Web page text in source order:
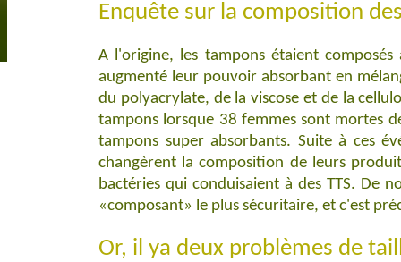
Enquête sur la composition
A l'origine, les tampons étaient
augmenté leur pouvoir absorbant en
du polyacrylate, de la viscose et de la
tampons lorsque 38 femmes sont mortes
tampons super absorbants. Suite à ces
changèrent la composition de leurs
bactéries qui conduisaient à des TTS. De
«composant» le plus sécuritaire, et c'est
Or, il ya deux problèmes de